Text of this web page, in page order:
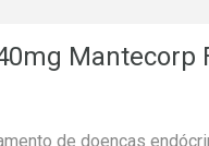
Mantecorp
de doenças